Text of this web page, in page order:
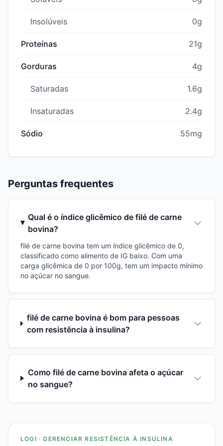
Insolúveis 0g
Proteínas 21g
Gorduras 4g
Saturadas 1.6g
Insaturadas 2.4g
Sódio 55mg
Perguntas frequentes
Qual é o índice glicêmico de filé de carne
bovina?
filé de carne bovina tem um índice glicêmico de 0,
classificado como alimento de IG baixo. Com uma
carga glicêmica de 0 por 100g, tem um impacto mínimo
no açúcar no sangue.
filé de carne bovina é bom para pessoas
com resistência à insulina?
Como filé de carne bovina afeta o açúcar
no sangue?
LOGI · GERENCIAR RESISTÊNCIA À INSULINA